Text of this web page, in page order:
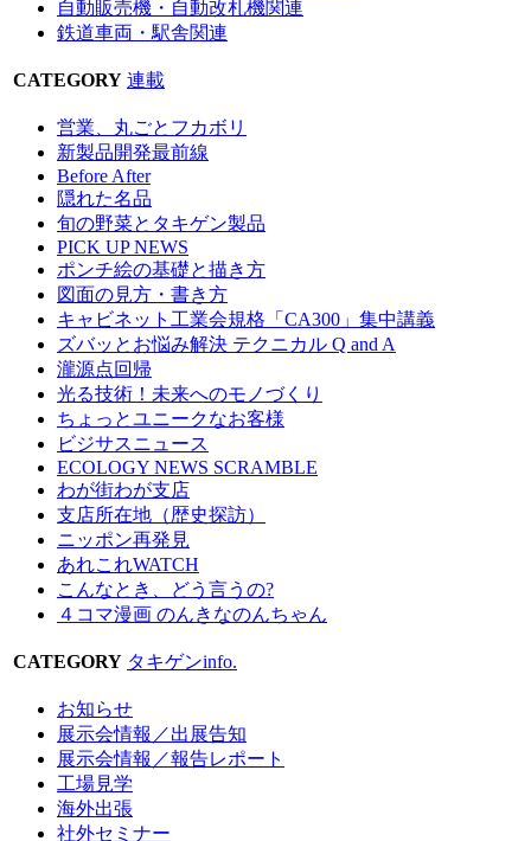
自動販売機・自動改札機関連
鉄道車両・駅舎関連
CATEGORY 連載
営業、丸ごとフカボリ
新製品開発最前線
Before After
隠れた名品
旬の野菜とタキゲン製品
PICK UP NEWS
ポンチ絵の基礎と描き方
図面の見方・書き方
キャビネット工業会規格「CA300」集中講義
ズバッとお悩み解決 テクニカル Q and A
瀧源点回帰
光る技術！未来へのモノづくり
ちょっとユニークなお客様
ビジサスニュース
ECOLOGY NEWS SCRAMBLE
わが街わが支店
支店所在地（歴史探訪）
ニッポン再発見
あれこれWATCH
こんなとき、どう言うの?
４コマ漫画 のんきなのんちゃん
CATEGORY タキゲンinfo.
お知らせ
展示会情報／出展告知
展示会情報／報告レポート
工場見学
海外出張
社外セミナー